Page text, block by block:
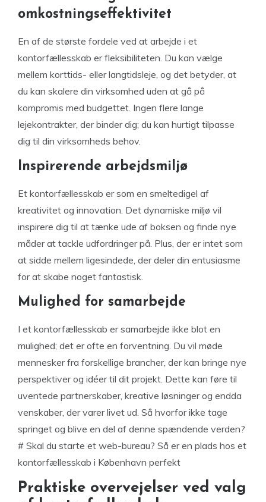
omkostningseffektivitet
En af de største fordele ved at arbejde i et
kontorfællesskab er fleksibiliteten. Du kan vælge
mellem korttids- eller langtidsleje, og det betyder, at
du kan skalere din virksomhed uden at gå på
kompromis med budgettet. Ingen flere lange
lejekontrakter, der binder dig; du kan hurtigt tilpasse
dig til din virksomheds behov.
Inspirerende arbejdsmiljø
Et kontorfællesskab er som en smeltedigel af
kreativitet og innovation. Det dynamiske miljø vil
inspirere dig til at tænke ude af boksen og finde nye
måder at tackle udfordringer på. Plus, der er intet som
at sidde mellem ligesindede, der deler din entusiasme
for at skabe noget fantastisk.
Mulighed for samarbejde
I et kontorfællesskab er samarbejde ikke blot en
mulighed; det er ofte en forventning. Du vil møde
mennesker fra forskellige brancher, der kan bringe nye
perspektiver og idéer til dit projekt. Dette kan føre til
uventede partnerskaber, kreative løsninger og endda
venskaber, der varer livet ud. Så hvorfor ikke tage
springet og blive en del af denne spændende verden?
# Skal du starte et web-bureau? Så er en plads hos et
kontorfællesskab i København perfekt
Praktiske overvejelser ved valg